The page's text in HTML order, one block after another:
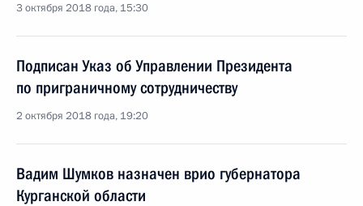
3 октября 2018 года, 15:30
Подписан Указ об Управлении Президента
по приграничному сотрудничеству
2 октября 2018 года, 19:20
Вадим Шумков назначен врио губернатора
Курганской области